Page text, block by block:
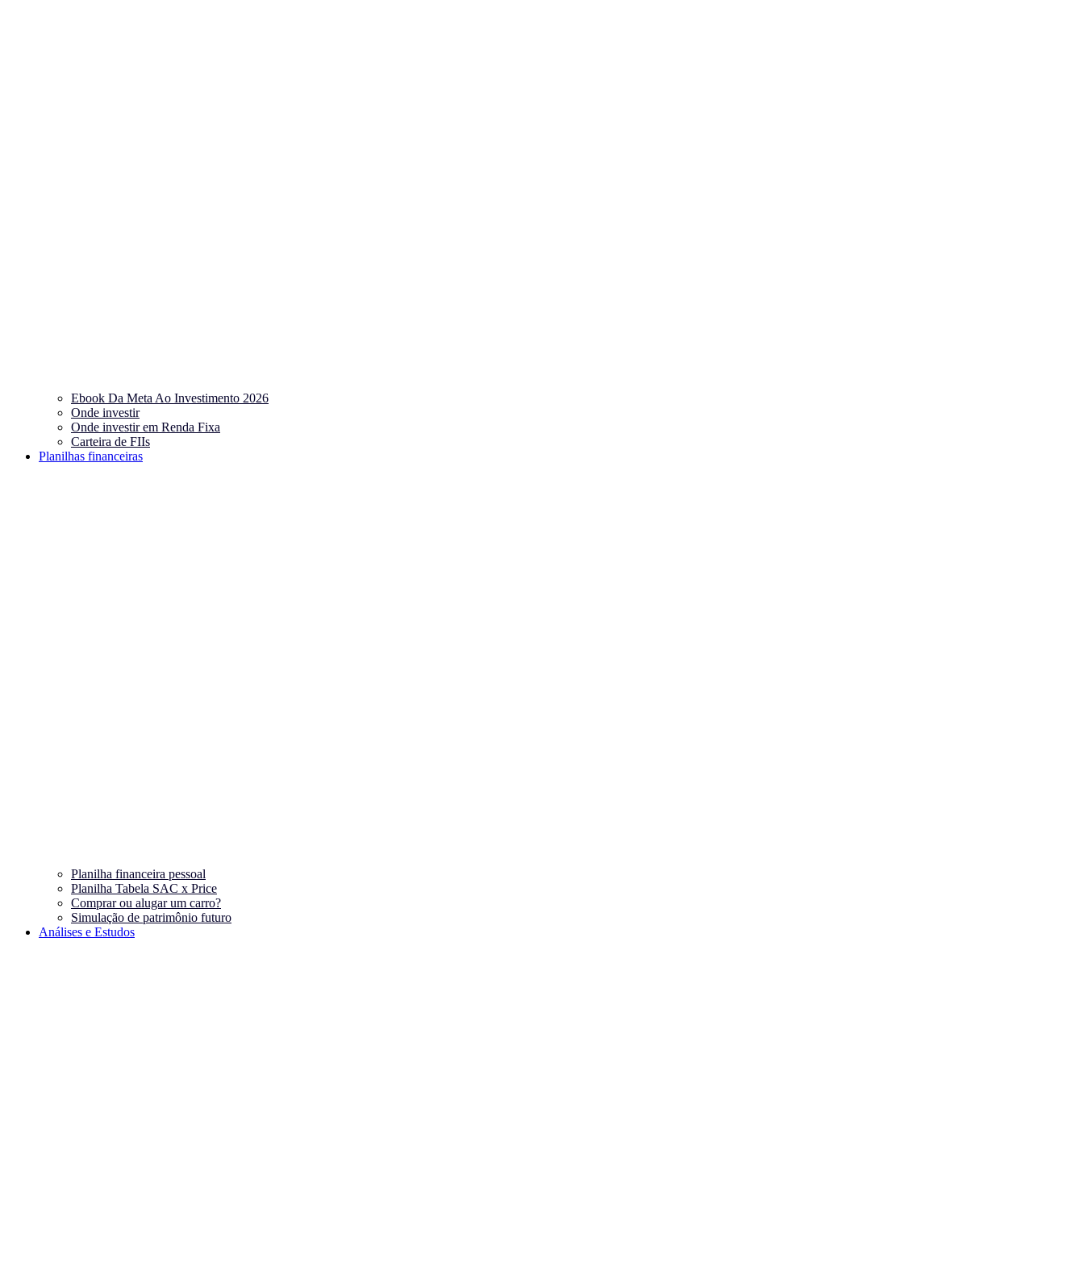
Ebook Da Meta Ao Investimento 2026
Onde investir
Onde investir em Renda Fixa
Carteira de FIIs
Planilhas financeiras
Planilha financeira pessoal
Planilha Tabela SAC x Price
Comprar ou alugar um carro?
Simulação de patrimônio futuro
Análises e Estudos